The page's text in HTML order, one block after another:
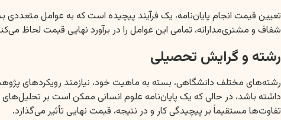
تعیین قیمت انجام پایان‌نامه، یک فرآیند پیچیده است که به عوامل
شفاف و مشتری‌مدارانه، تمامی این عوامل را در برآورد نهایی قیمت لحاظ
رشته و گرایش تحصیلی
رشته‌های مختلف دانشگاهی، بسته به ماهیت خود، نیازمند رویکردهای
داشته باشد، در حالی که یک پایان‌نامه علوم انسانی ممکن است بر
تفاوت‌ها مستقیماً بر پیچیدگی کار و در نتیجه، قیمت نهایی تأثیر می‌گذارد.